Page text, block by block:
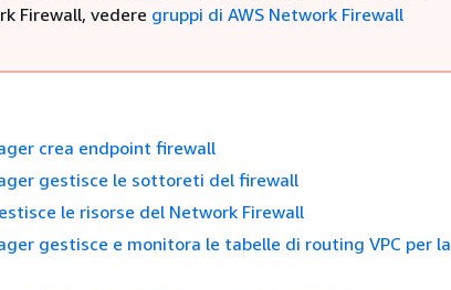
Firewall, vedere gruppi di AWS Network Firewall
crea endpoint firewall
gestisce le sottoreti del firewall
le risorse del Network Firewall
gestisce e monitora le tabelle di routing VPC per la